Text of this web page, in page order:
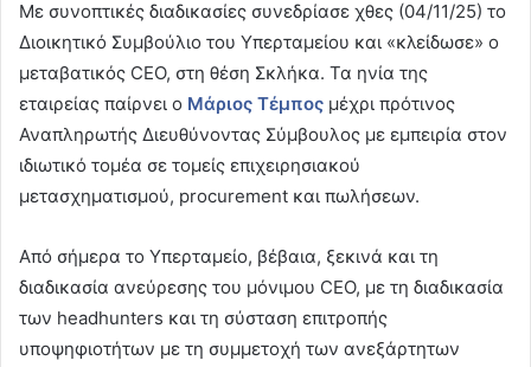
Με συνοπτικές διαδικασίες συνεδρίασε χθες (04/11/25) το
Διοικητικό Συμβούλιο του Υπερταμείου και «κλείδωσε» ο
μεταβατικός CEO, στη θέση Σκλήκα. Τα ηνία της
εταιρείας παίρνει ο Μάριος Τέμπος μέχρι πρότινος
Αναπληρωτής Διευθύνοντας Σύμβουλος με εμπειρία στον
ιδιωτικό τομέα σε τομείς επιχειρησιακού
μετασχηματισμού, procurement και πωλήσεων.
Από σήμερα το Υπερταμείο, βέβαια, ξεκινά και τη
διαδικασία ανεύρεσης του μόνιμου CEO, με τη διαδικασία
των headhunters και τη σύσταση επιτροπής
υποψηφιοτήτων με τη συμμετοχή των ανεξάρτητων